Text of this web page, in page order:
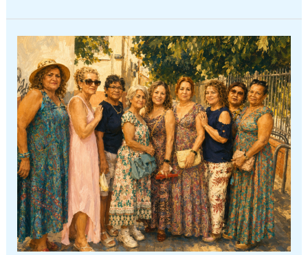
UN
CIERRE
PARA
SEGUIR
CONECTADAS